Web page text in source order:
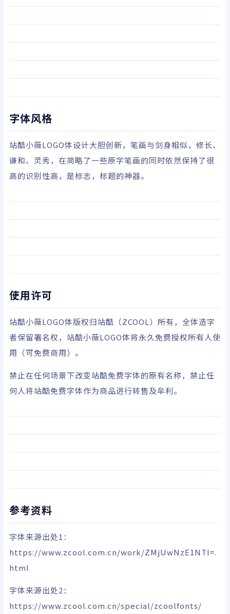
字体风格
站酷小薇LOGO体设计大胆创新，笔画与剑身相似，修长、
谦和、灵秀，在简略了一些原字笔画的同时依然保持了很
高的识别性高，是标志，标题的神器。
使用许可
站酷小薇LOGO体版权归站酷（ZCOOL）所有，全体造字
者保留署名权，站酷小薇LOGO体将永久免费授权所有人使
用（可免费商用）。
禁止在任何场景下改变站酷免费字体的原有名称，禁止任
何人将站酷免费字体作为商品进行转售及牟利。
参考资料
字体来源出处1：
https://www.zcool.com.cn/work/ZMjUwNzE1NTI=.
html
字体来源出处2：
https://www.zcool.com.cn/special/zcoolfonts/